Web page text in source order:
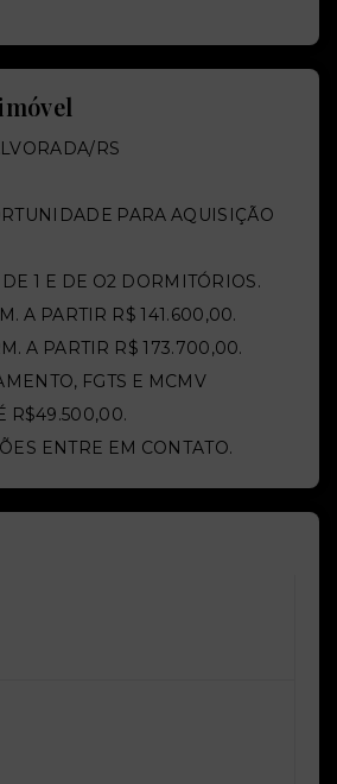
RS
PARA AQUISIÇÃO
1 E DE O2 DORMITÓRIOS.
A PARTIR R$ 141.600,00.
A PARTIR R$ 173.700,00.
FGTS E MCMV
R$49.500,00.
ENTRE EM CONTATO.